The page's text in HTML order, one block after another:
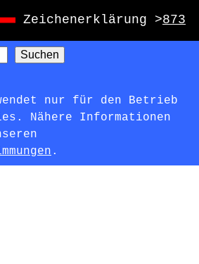
Zeichenerklärung >873
nur für den Betrieb
Nähere Informationen
.